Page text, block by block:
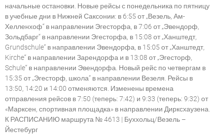
начальные остановки. Новые рейсы с понедельника по пятницу
в учебные дни в Нижней Саксонии: в 6:55 от „Везель, Ам-
Хелленхоф“ в направлении Эгесторфа, в 7:06 от „Эвендорф,
Зольдбарг“ в направлении Эгесторфа, в 15:08 от „Ханштедт,
Grundschule“ в направлении Эвендорфа, в 15:05 от „Ханштедт,
Kirche“ в направлении Зарендорфа и в 13:08 от „Эгесторф,
Schule“ в направлении Эвендорфа. Новый рейс по четвергам в
15:35 от „Эгесторф, школа“ в направлении Везеля. Рейсы в
13:50, 14:20 и 14:00 отменяются. Изменены времена
отправления рейсов в 7:50 (теперь: 7:42) и 9:33 (теперь: 9:32) от
«Марксен, спортивная площадка» в направлении Дирксхаузена.
К РАСПИСАНИЮ маршрута № 4613 | Буххольц/Везель –
Йестебург